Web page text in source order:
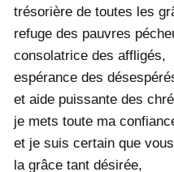
trésorière de toutes les
refuge des pauvres
consolatrice des affligés,
espérance des
et aide puissante des
je mets toute ma
et je suis certain que
la grâce tant désirée,